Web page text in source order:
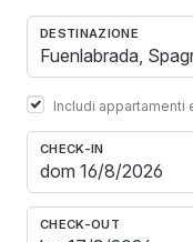
DESTINAZIONE
Includi appartamenti
CHECK-IN
CHECK-OUT